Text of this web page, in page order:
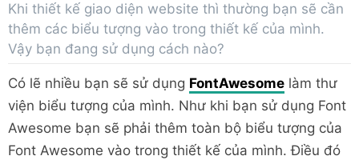
Khi thiết kế giao diện website thì thường bạn sẽ cần
thêm các biểu tượng vào trong thiết kế của mình.
Vậy bạn đang sử dụng cách nào?
Có lẽ nhiều bạn sẽ sử dụng FontAwesome làm thư
viện biểu tượng của mình. Như khi bạn sử dụng Font
Awesome bạn sẽ phải thêm toàn bộ biểu tượng của
Font Awesome vào trong thiết kế của mình. Điều đó